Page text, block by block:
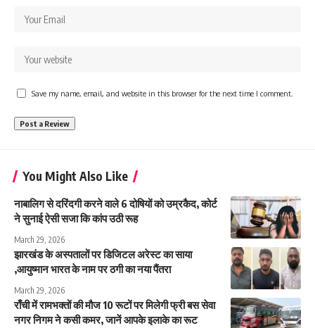
Save my name, email, and website in this browser for the next time I comment.
You Might Also Like
नाबालिग से दरिंदगी करने वाले 6 दोषियों को उम्रकैद, कोर्ट
ने सुनाई ऐसी सजा कि कांप उठी रूह
March 29, 2026
झारखंड के अस्पतालों पर डिजिटल अरेस्ट का साया
,आयुष्मान भारत के नाम पर ठगी का नया पैंतरा
March 29, 2026
राँची में रामभक्तों की मौज 10 रूटों पर मिलेगी फ्री बस सेवा
नगर निगम ने कसी कमर, जानें आपके इलाके का रूट